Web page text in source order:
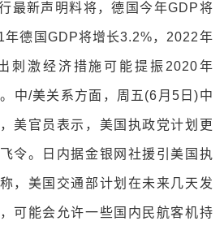
最新声明料将，德国今年GDP将
年德国GDP将增长3.2%，2022年
刺激经济措施可能提振2020年
中/美关系方面，周五(6月5日)中
美官员表示，美国执政党计划更
令。日内据金银网社援引美国执
，美国交通部计划在未来几天发
可能会允许一些国内民航客机持